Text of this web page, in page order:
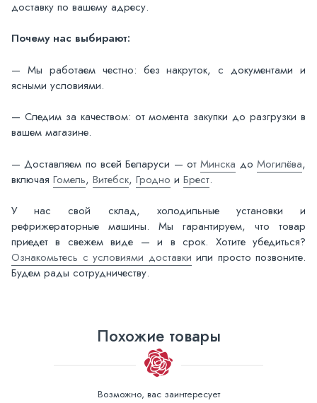
доставку по вашему адресу.
Почему нас выбирают:
— Мы работаем честно: без накруток, с документами и
ясными условиями.
— Следим за качеством: от момента закупки до разгрузки в
вашем магазине.
— Доставляем по всей Беларуси — отМинска доМогилёва,
включая Гомель, Витебск, Гродно и Брест.
У нас свой склад, холодильные установки и
рефрижераторные машины. Мы гарантируем, что товар
приедет в свежем виде — и в срок. Хотите убедиться?
Ознакомьтесь с условиями доставки или просто позвоните.
Будем рады сотрудничеству.
Похожие товары
Возможно, вас заинтересует